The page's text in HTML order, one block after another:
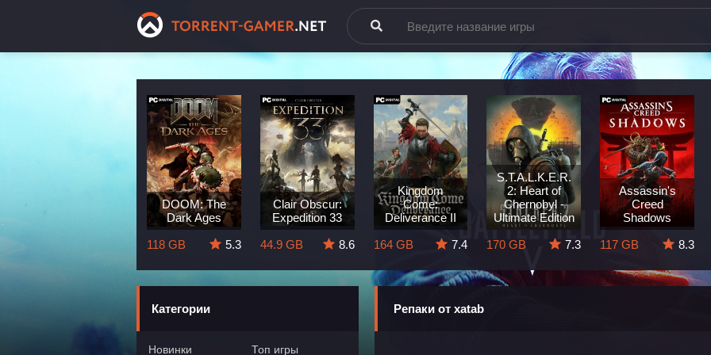
DOOM: The
Dark Ages
118 GB
5.3
Clair Obscur:
Expedition 33
44.9 GB
8.6
Kingdom
Come:
Deliverance II
164 GB
7.4
S.T.A.L.K.E.R.
2: Heart of
Chernobyl -
Ultimate Edition
170 GB
7.3
Assassin's
Creed
Shadows
117 GB
8.3
Категории
Новинки
Топ игры
Репаки от xatab